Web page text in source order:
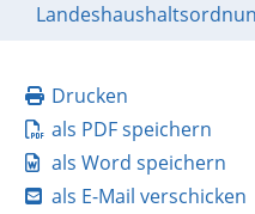
Drucken
als PDF speichern
als Word speichern
als E-Mail verschicken